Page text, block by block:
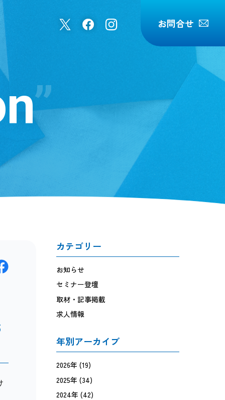
お問合せ
カテゴリー
お知らせ
セミナー登壇
取材・記事掲載
求人情報
年別アーカイブ
2026年 (19)
2025年 (34)
2024年 (42)